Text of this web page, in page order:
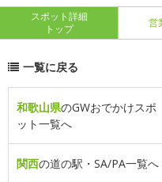
スポット詳細
トップ
営
一覧に戻る
和歌山県のGWおでかけスポ
ット一覧へ
関西の道の駅・SA/PA一覧へ